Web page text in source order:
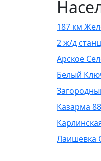
187 км
2 ж/д
Арское
Белый
Казарма
Лаишевка